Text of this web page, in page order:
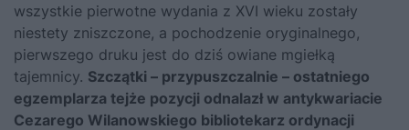
wszystkie pierwotne wydania z XVI wieku zostały
niestety zniszczone, a pochodzenie oryginalnego,
pierwszego druku jest do dziś owiane mgiełką
tajemnicy. Szczątki – przypuszczalnie – ostatniego
egzemplarza tejże pozycji odnalazł w antykwariacie
Cezarego Wilanowskiego bibliotekarz ordynacji